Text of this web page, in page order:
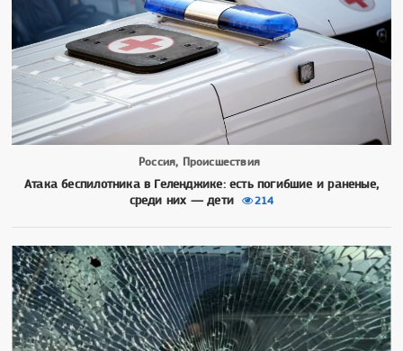
Россия, Происшествия
Атака беспилотника в Геленджике: есть погибшие и раненые,
среди них — дети
214